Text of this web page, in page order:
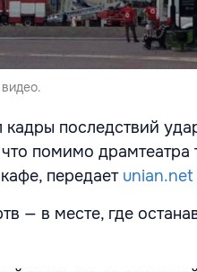
последствий
помимо
передает unian.net
— в месте, где